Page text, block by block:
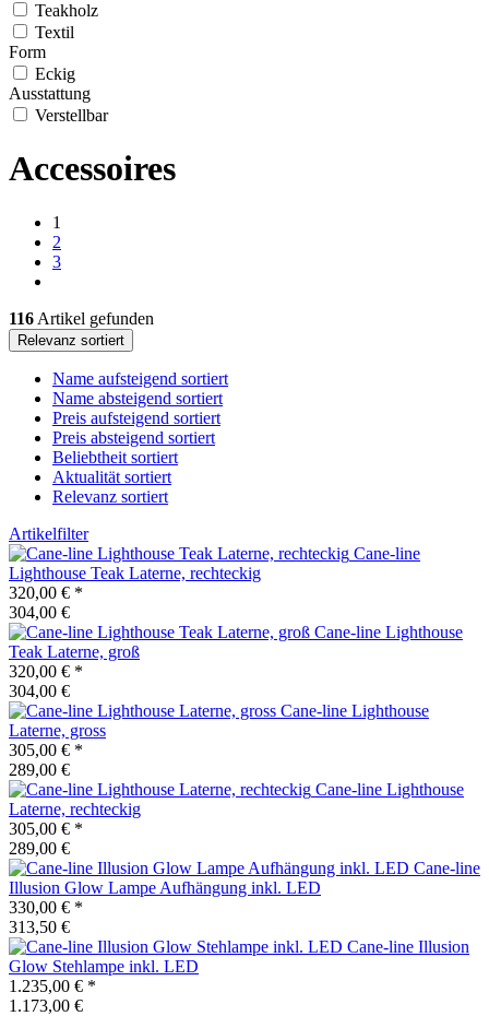
Teakholz
Textil
Form
Eckig
Ausstattung
Verstellbar
Accessoires
1
2
3
116 Artikel gefunden
Relevanz sortiert
Name aufsteigend sortiert
Name absteigend sortiert
Preis aufsteigend sortiert
Preis absteigend sortiert
Beliebtheit sortiert
Aktualität sortiert
Relevanz sortiert
Artikelfilter
Cane-line
Lighthouse Teak Laterne, rechteckig
320,00 € *
304,00 €
Cane-line Lighthouse
Teak Laterne, groß
320,00 € *
304,00 €
Cane-line Lighthouse
Laterne, gross
305,00 € *
289,00 €
Cane-line Lighthouse
Laterne, rechteckig
305,00 € *
289,00 €
Cane-line
Illusion Glow Lampe Aufhängung inkl. LED
330,00 € *
313,50 €
Cane-line Illusion
Glow Stehlampe inkl. LED
1.235,00 € *
1.173,00 €